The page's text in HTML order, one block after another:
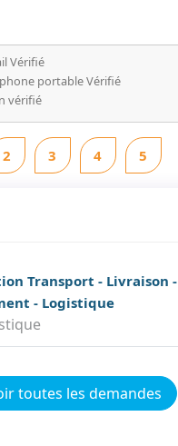
Vérifié
portable Vérifié
vérifié
2 3 4 5
Transport - Livraison -
- Logistique
toutes les demandes